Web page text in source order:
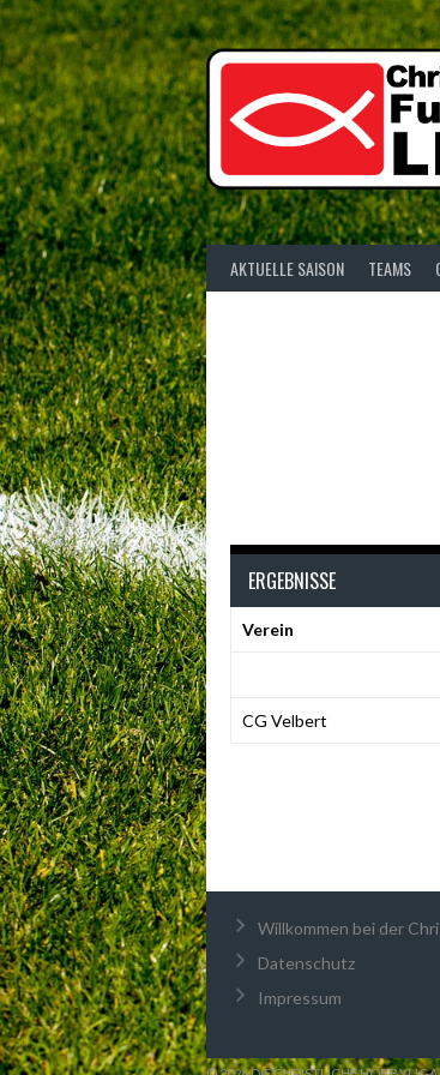
Springe
zum
Inhalt
AKTUELLE SAISON TEAMS
ERGEBNISSE
Verein
CG Velbert
Willkommen bei der
Datenschutz
Impressum